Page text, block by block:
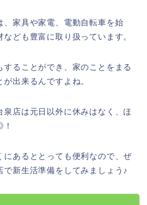
、家具や家電、電動自転車を始
ども豊富に取り扱っています。
することができ、家のことをまる
出来るんですよね。
泉店は元日以外に休みはなく、ほ
にあるととっても便利なので、ぜ
で新生活準備をしてみましょう♪